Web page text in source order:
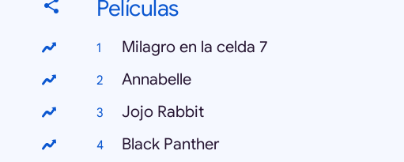
Películas
Milagro en la celda 7
Annabelle
Jojo Rabbit
Black Panther